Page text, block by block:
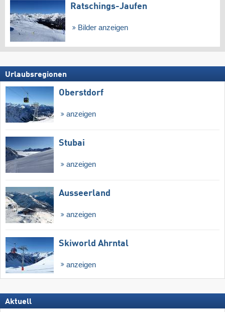
Ratschings-Jaufen
Bilder anzeigen
Urlaubsregionen
Oberstdorf
anzeigen
Stubai
anzeigen
Ausseerland
anzeigen
Skiworld Ahrntal
anzeigen
Aktuell